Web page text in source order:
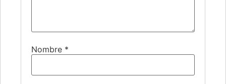
Nombre *